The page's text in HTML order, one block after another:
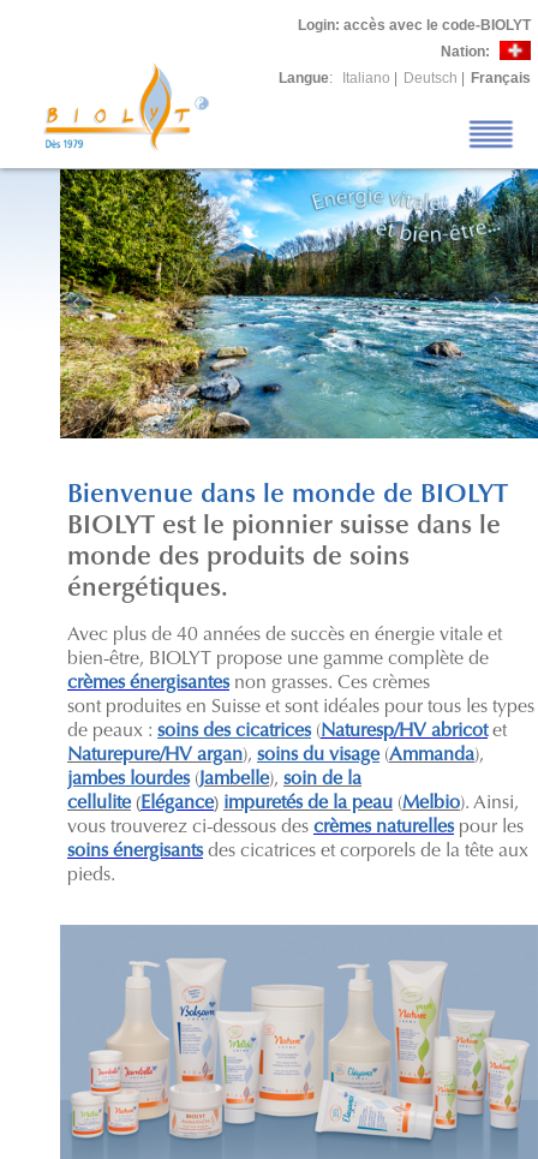
Login: accès avec le code-BIOLYT
Nation:
Langue: Italiano Deutsch Français
Bienvenue dans le monde de BIOLYT
BIOLYT est le pionnier suisse dans le
monde des produits de soins
énergétiques.
Avec plus de 40 années de succès en énergie vitale et
bien-être, BIOLYT propose une gamme complète de
crèmes énergisantesnon grasses. Ces crèmes
sont produites en Suisse et sont idéales pour tous les types
de peaux : soins des cicatrices(Naturesp/HV abricotet
Naturepure/HV argan), soins du visage(Ammanda),
jambes lourdes(Jambelle), soin de la
cellulite(Elégance) impuretés de la peau (Melbio). Ainsi,
vous trouverez ci-dessous des crèmes naturelles pour les
soins énergisantsdes cicatrices et corporels de la tête aux
pieds.